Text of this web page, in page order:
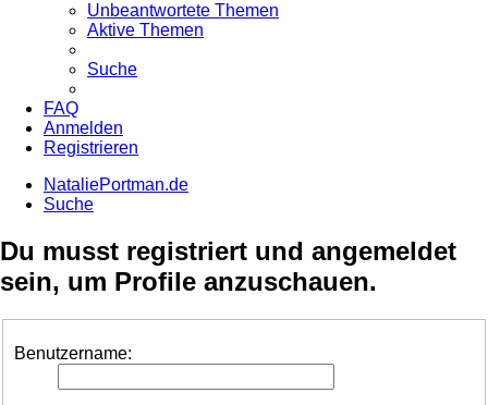
Unbeantwortete Themen
Aktive Themen
Suche
FAQ
Anmelden
Registrieren
NataliePortman.de
Suche
Du musst registriert und angemeldet
sein, um Profile anzuschauen.
Benutzername: